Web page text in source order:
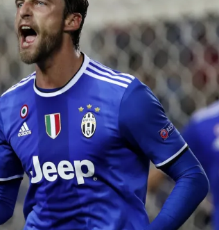
Curling
Dostihy
Florbal
Golf
Gymnastika
Plavání